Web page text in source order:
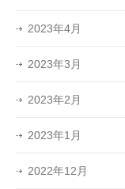
2023年4月
2023年3月
2023年2月
2023年1月
2022年12月